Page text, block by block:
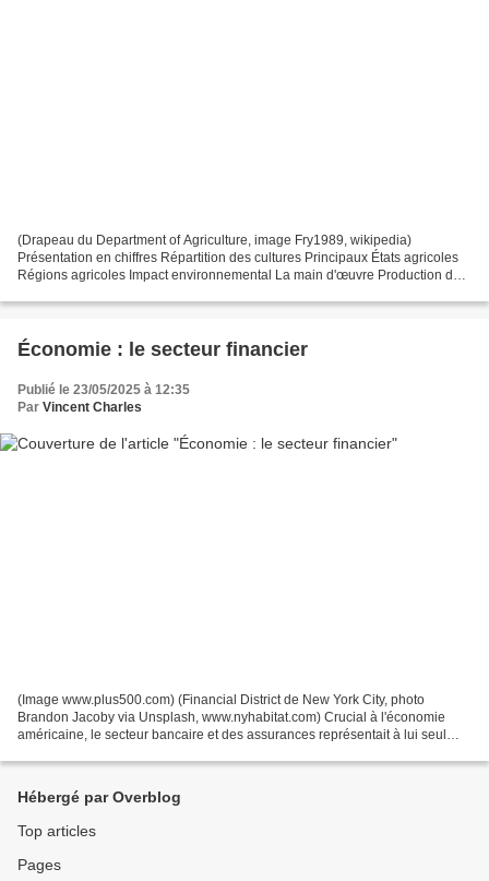
(Drapeau du Department of Agriculture, image Fry1989, wikipedia)
Présentation en chiffres Répartition des cultures Principaux États agricoles
Régions agricoles Impact environnemental La main d'œuvre Production de
Économie : le secteur financier
Publié le 23/05/2025 à 12:35
Par Vincent Charles
(Image www.plus500.com) (Financial District de New York City, photo
Brandon Jacoby via Unsplash, www.nyhabitat.com) Crucial à l'économie
américaine, le secteur bancaire et des assurances représentait à lui seul
Hébergé par Overblog
Top articles
Pages